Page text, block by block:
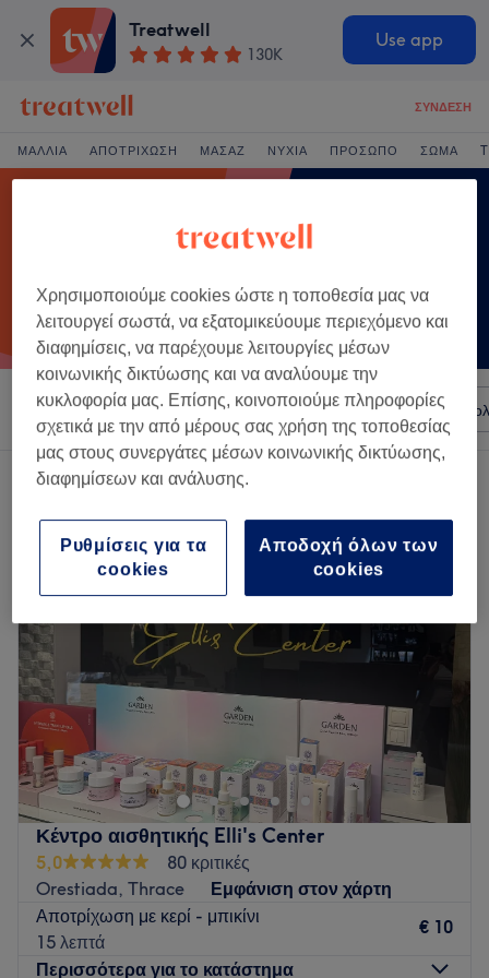
Treatwell
130K
Use app
ΣΎΝΔΕΣΗ
ΜΑΛΛΙΆ ΑΠΟΤΡΊΧΩΣΗ ΜΑΣΆΖ ΝΎΧΙΑ ΠΡΌΣΩΠΟ ΣΏΜΑ
Ταξινόμηση κατά Σαλόνια Άμεσες Προσφορές
Ένα κατάστημα που προσφέρει:
Κέντρο αισθητικής Elli's Center
5,0
80 κριτικές
Orestiada, Thrace
Εμφάνιση στον χάρτη
Αποτρίχωση με κερί - μπικίνι
15 λεπτά
€ 10
Περισσότερα για το κατάστημα
Χρησιμοποιούμε cookies ώστε η τοποθεσία μας να
λειτουργεί σωστά, να εξατομικεύουμε περιεχόμενο και
διαφημίσεις, να παρέχουμε λειτουργίες μέσων
κοινωνικής δικτύωσης και να αναλύουμε την
κυκλοφορία μας. Επίσης, κοινοποιούμε πληροφορίες
σχετικά με την από μέρους σας χρήση της τοποθεσίας
μας στους συνεργάτες μέσων κοινωνικής δικτύωσης,
διαφημίσεων και ανάλυσης.
Αποδοχή όλων των
cookies
Ρυθμίσεις για τα
cookies